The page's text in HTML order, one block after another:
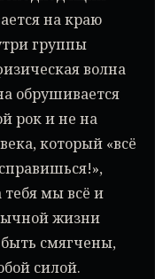
на краю
группы
волна
обрушивается
рок и не на
который «всё
тебя мы всё и
жизни
смягчены,
силой.